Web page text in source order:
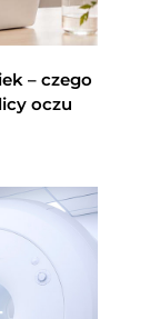
– czego
oczu